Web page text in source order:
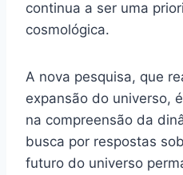
continua a ser uma
cosmológica.
A nova pesquisa, que
expansão do universo,
na compreensão da
busca por respostas
futuro do universo